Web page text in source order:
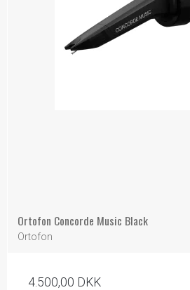
Ortofon Concorde Music Black
Ortofon
4.500,00 DKK